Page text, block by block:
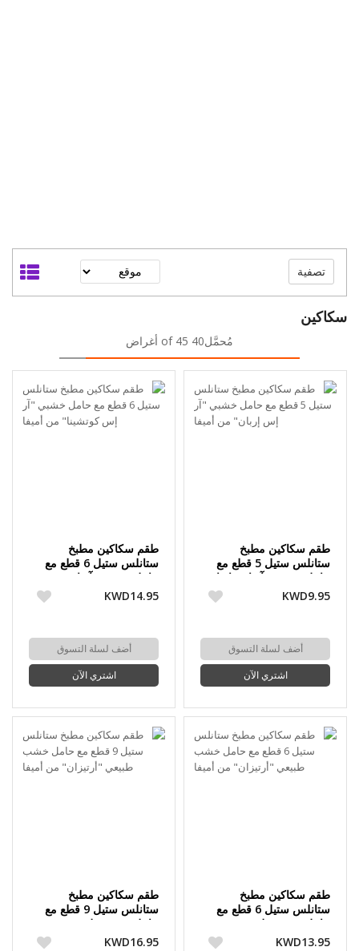
سكاكين
مُحمَّل40 of 45 أغراض
طقم سكاكين مطبخ
ستانلس ستيل 5 قطع مع
حامل خشبي "آر إس إربان"
من أميفا
KWD9.95
أضف لسلة التسوق
اشتري الآن
طقم سكاكين مطبخ
ستانلس ستيل 6 قطع مع
حامل خشبي "آر إس
كوتشينا" من أميفا
KWD14.95
أضف لسلة التسوق
اشتري الآن
طقم سكاكين مطبخ
ستانلس ستيل 6 قطع مع
حامل خشب طبيعي
"أرتيزان" من أميفا
KWD13.95
طقم سكاكين مطبخ
ستانلس ستيل 9 قطع مع
حامل خشب طبيعي
"أرتيزان" من أميفا
KWD16.95
تصفية